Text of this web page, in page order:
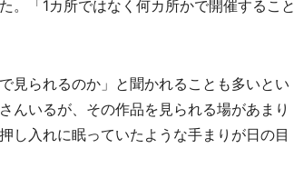
。「1カ所ではなく何カ所かで開催すること
見られるのか」と聞かれることも多いとい
んいるが、その作品を見られる場があまり
し入れに眠っていたような手まりが日の目